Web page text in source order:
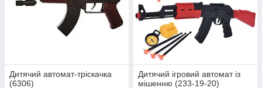
Дитячий автомат-тріскачка
(6306)
Дитячий ігровий автомат із
мішенню (233-19-20)